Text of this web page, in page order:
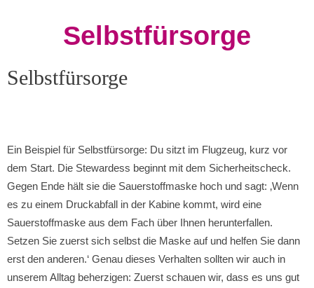
Selbstfürsorge
Selbstfürsorge
Ein Beispiel für Selbstfürsorge: Du sitzt im Flugzeug, kurz vor
dem Start. Die Stewardess beginnt mit dem Sicherheitscheck.
Gegen Ende hält sie die Sauerstoffmaske hoch und sagt: ‚Wenn
es zu einem Druckabfall in der Kabine kommt, wird eine
Sauerstoffmaske aus dem Fach über Ihnen herunterfallen.
Setzen Sie zuerst sich selbst die Maske auf und helfen Sie dann
erst den anderen.‘ Genau dieses Verhalten sollten wir auch in
unserem Alltag beherzigen: Zuerst schauen wir, dass es uns gut